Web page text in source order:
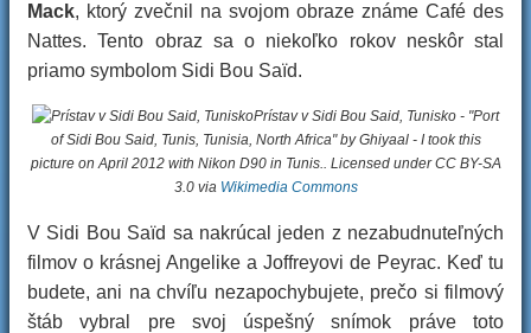
Mack, ktorý zvečnil na svojom obraze známe Café des
Nattes. Tento obraz sa o niekoľko rokov neskôr stal
priamo symbolom Sidi Bou Saïd.
Prístav v Sidi Bou Said, Tunisko - "Port
of Sidi Bou Said, Tunis, Tunisia, North Africa" by Ghiyaal - I took this
picture on April 2012 with Nikon D90 in Tunis.. Licensed under CC BY-SA
3.0 via Wikimedia Commons
V Sidi Bou Saïd sa nakrúcal jeden z nezabudnuteľných
filmov o krásnej Angelike a Joffreyovi de Peyrac. Keď tu
budete, ani na chvíľu nezapochybujete, prečo si filmový
štáb vybral pre svoj úspešný snímok práve toto